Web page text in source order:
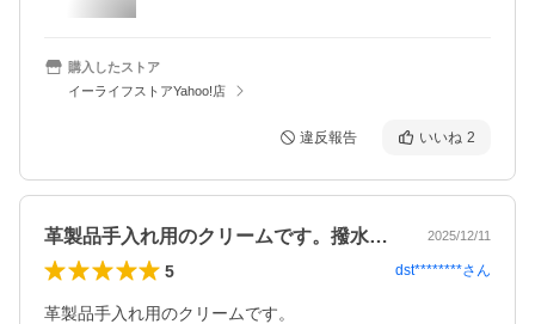
購入したストア
イーライフストアYahoo!店
違反報告 いいね 2
革製品手入れ用のクリームです。撥水と艶… 2025/12/11
5 dst********さん
革製品手入れ用のクリームです。